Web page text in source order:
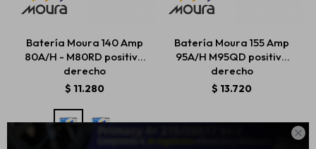

Batería Moura 140 Amp
80A/H - M80RD positivo
derecho
$ 11.280
Batería Moura 155 Amp
95A/H M95QD positivo
derecho
$ 13.720